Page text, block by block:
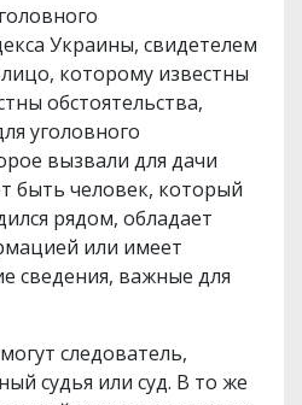
Украины, свидетелем
которому известны
обстоятельства,
уголовного
вызвали для дачи
быть человек, который
рядом, обладает
или имеет
сведения, важные для
следователь,
судья или суд. В то же